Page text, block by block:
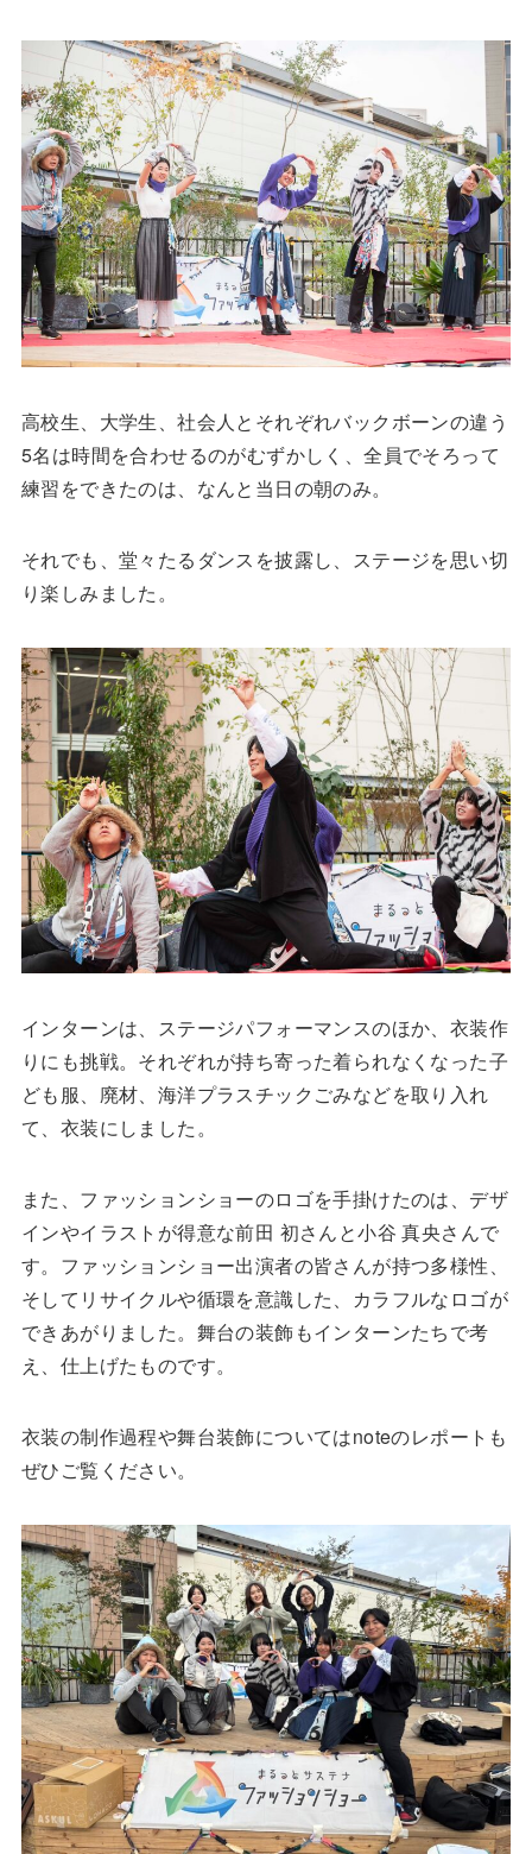
高校生、大学生、社会人とそれぞれバックボーンの違う
5名は時間を合わせるのがむずかしく、全員でそろって
練習をできたのは、なんと当日の朝のみ。
それでも、堂々たるダンスを披露し、ステージを思い切
り楽しみました。
インターンは、ステージパフォーマンスのほか、衣装作
りにも挑戦。それぞれが持ち寄った着られなくなった子
ども服、廃材、海洋プラスチックごみなどを取り入れ
て、衣装にしました。
また、ファッションショーのロゴを手掛けたのは、デザ
インやイラストが得意な前田 初さんと小谷 真央さんで
す。ファッションショー出演者の皆さんが持つ多様性、
そしてリサイクルや循環を意識した、カラフルなロゴが
できあがりました。舞台の装飾もインターンたちで考
え、仕上げたものです。
衣装の制作過程や舞台装飾についてはnoteのレポートも
ぜひご覧ください。